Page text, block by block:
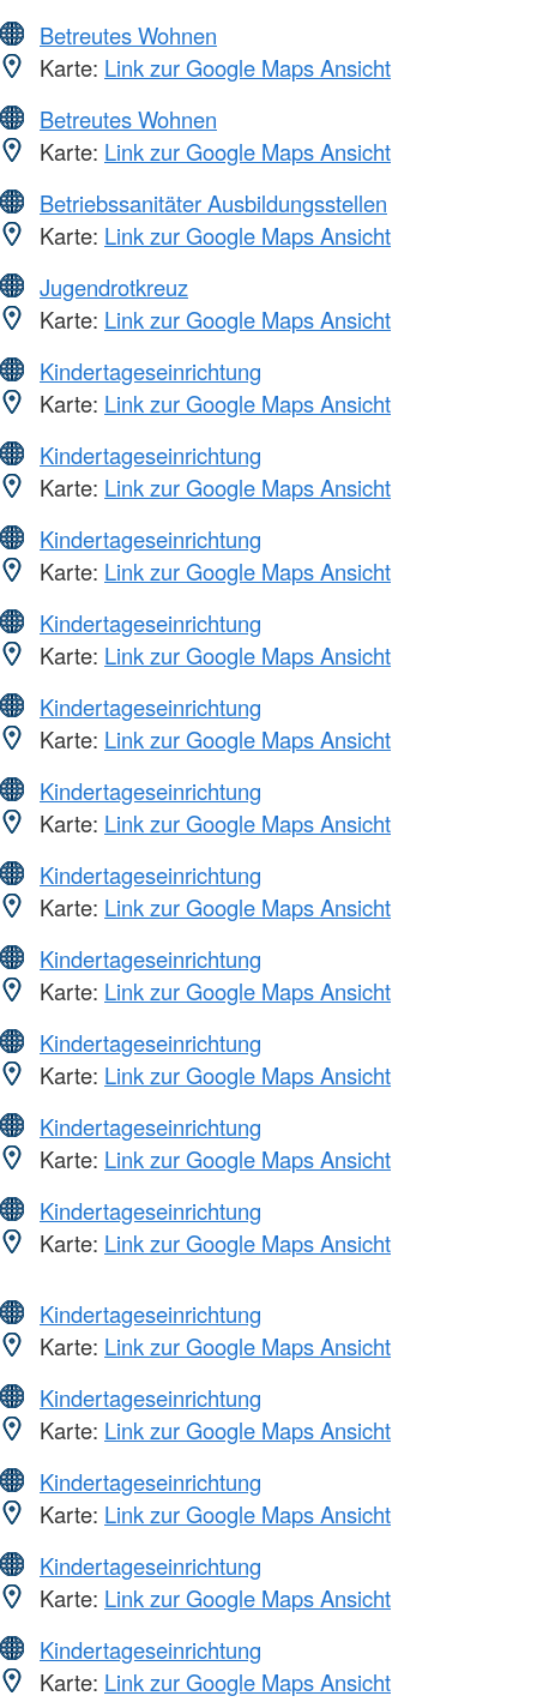
Betreutes Wohnen
Karte: Link zur Google Maps Ansicht
Betreutes Wohnen
Karte: Link zur Google Maps Ansicht
Betriebssanitäter Ausbildungsstellen
Karte: Link zur Google Maps Ansicht
Jugendrotkreuz
Karte: Link zur Google Maps Ansicht
Kindertageseinrichtung
Karte: Link zur Google Maps Ansicht
Kindertageseinrichtung
Karte: Link zur Google Maps Ansicht
Kindertageseinrichtung
Karte: Link zur Google Maps Ansicht
Kindertageseinrichtung
Karte: Link zur Google Maps Ansicht
Kindertageseinrichtung
Karte: Link zur Google Maps Ansicht
Kindertageseinrichtung
Karte: Link zur Google Maps Ansicht
Kindertageseinrichtung
Karte: Link zur Google Maps Ansicht
Kindertageseinrichtung
Karte: Link zur Google Maps Ansicht
Kindertageseinrichtung
Karte: Link zur Google Maps Ansicht
Kindertageseinrichtung
Karte: Link zur Google Maps Ansicht
Kindertageseinrichtung
Karte: Link zur Google Maps Ansicht
Kindertageseinrichtung
Karte: Link zur Google Maps Ansicht
Kindertageseinrichtung
Karte: Link zur Google Maps Ansicht
Kindertageseinrichtung
Karte: Link zur Google Maps Ansicht
Kindertageseinrichtung
Karte: Link zur Google Maps Ansicht
Kindertageseinrichtung
Karte: Link zur Google Maps Ansicht